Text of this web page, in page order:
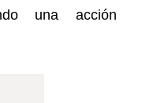
una acción